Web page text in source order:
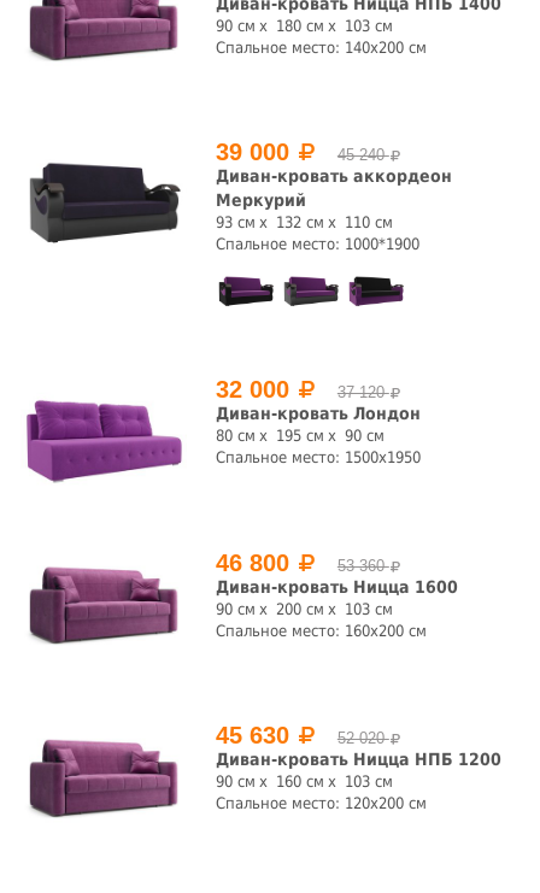
90 см 180 см
103 см
Спальное место: 140x200 см
39 000 45 240
Диван-кровать аккордеон
Меркурий
93 см 132 см
110 см
Спальное место: 1000*1900
32 000 37 120
Диван-кровать Лондон
80 см 195 см
90 см
Спальное место: 1500x1950
46 800 53 360
Диван-кровать Ницца 1600
90 см 200 см
103 см
Спальное место: 160x200 см
45 630 52 020
Диван-кровать Ницца НПБ 1200
90 см 160 см
103 см
Спальное место: 120x200 см